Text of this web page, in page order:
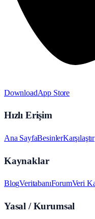
DownloadApp Store
Hızlı Erişim
Ana SayfaBesinlerKarşılaştır
Kaynaklar
BlogVeritabanıForumVeri
Yasal / Kurumsal